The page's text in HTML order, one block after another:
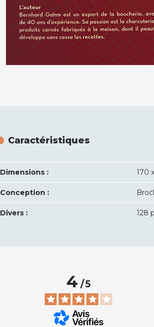
Caractéristiques
Dimensions : 170
Conception :
Divers : 128
4/5